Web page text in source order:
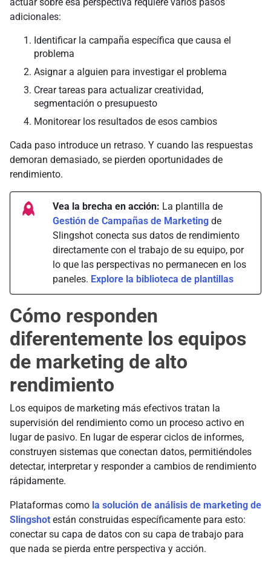
adicionales:
Identificar la campaña específica que causa el
problema
Asignar a alguien para investigar el problema
Crear tareas para actualizar creatividad,
segmentación o presupuesto
Monitorear los resultados de esos cambios
Cada paso introduce un retraso. Y cuando las respuestas
demoran demasiado, se pierden oportunidades de
rendimiento.
Vea la brecha en acción: La plantilla de
Gestión de Campañas de Marketing de
Slingshot conecta sus datos de rendimiento
directamente con el trabajo de su equipo, por
lo que las perspectivas no permanecen en los
paneles. Explore la biblioteca de plantillas
Cómo responden
diferentemente los equipos
de marketing de alto
rendimiento
Los equipos de marketing más efectivos tratan la
supervisión del rendimiento como un proceso activo en
lugar de pasivo. En lugar de esperar ciclos de informes,
construyen sistemas que conectan datos, permitiéndoles
detectar, interpretar y responder a cambios de rendimiento
rápidamente.
Plataformas como la solución de análisis de marketing de
Slingshot están construidas específicamente para esto:
conectar su capa de datos con su capa de trabajo para
que nada se pierda entre perspectiva y acción.